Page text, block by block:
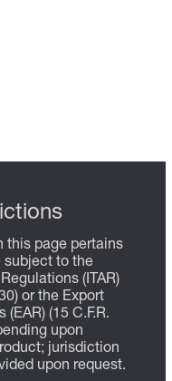
this page pertains
subject to the
(ITAR)
or the Export
(15 C.F.R.
upon
jurisdiction
upon request.